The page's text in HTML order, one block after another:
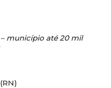
município até 20 mil